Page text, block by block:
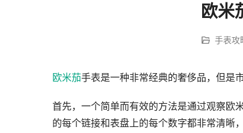
欧米
手表攻
欧米茄手表是一种非常经典的奢侈品，但是
首先，一个简单而有效的方法是通过观察欧
的每个链接和表盘上的每个数字都非常清晰